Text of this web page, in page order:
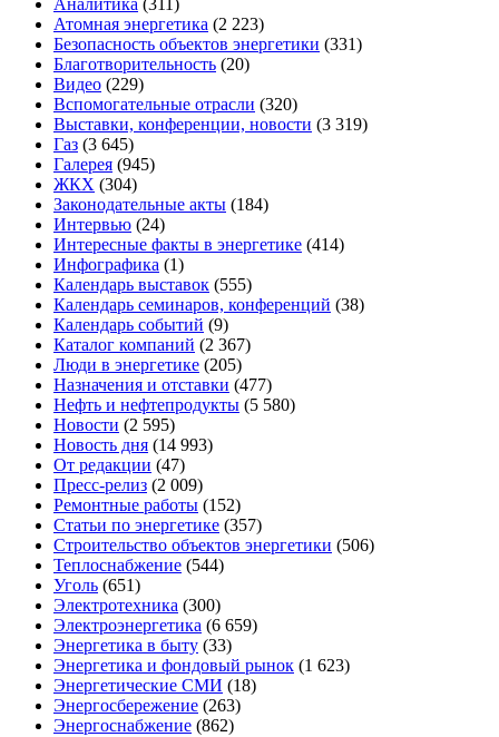
Аналитика (311)
Атомная энергетика (2 223)
Безопасность объектов энергетики (331)
Благотворительность (20)
Видео (229)
Вспомогательные отрасли (320)
Выставки, конференции, новости (3 319)
Газ (3 645)
Галерея (945)
ЖКХ (304)
Законодательные акты (184)
Интервью (24)
Интересные факты в энергетике (414)
Инфографика (1)
Календарь выставок (555)
Календарь семинаров, конференций (38)
Календарь событий (9)
Каталог компаний (2 367)
Люди в энергетике (205)
Назначения и отставки (477)
Нефть и нефтепродукты (5 580)
Новости (2 595)
Новость дня (14 993)
От редакции (47)
Пресс-релиз (2 009)
Ремонтные работы (152)
Статьи по энергетике (357)
Строительство объектов энергетики (506)
Теплоснабжение (544)
Уголь (651)
Электротехника (300)
Электроэнергетика (6 659)
Энергетика в быту (33)
Энергетика и фондовый рынок (1 623)
Энергетические СМИ (18)
Энергосбережение (263)
Энергоснабжение (862)